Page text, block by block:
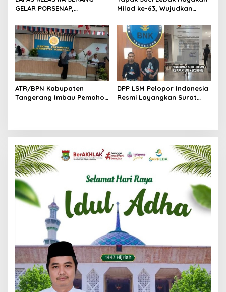
GELAR PORSENAP,
DAN KEBERSAMAAN
Milad ke-63, Wujudkan
Menuju Kancah Dunia
ATR/BPN Kabupaten
Tangerang Imbau Pemohon
DPP LSM Pelopor Indonesia
Resmi Layangkan Surat